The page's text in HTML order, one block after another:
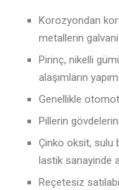
Korozyondan
metallerin
Pirinç, nikelli
alaşımların
Genellikle
Pillerin
Çinko oksit, sulu
lastik sanayinde
Reçetesiz